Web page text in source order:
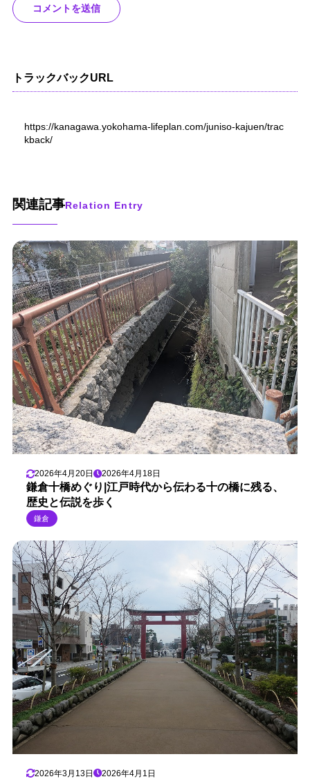
トラックバックURL
https://kanagawa.yokohama-lifeplan.com/juniso-kajuen/trac
kback/
関連記事Relation Entry
2026年4月20日 2026年4月18日
鎌倉十橋めぐり|江戸時代から伝わる十の橋に残る、
歴史と伝説を歩く
鎌倉
2026年3月13日 2026年4月1日